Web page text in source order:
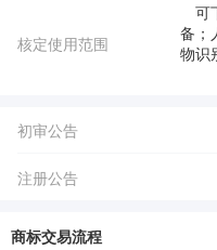
核定使用范围
可
备；
物识
初审公告
注册公告
商标交易流程